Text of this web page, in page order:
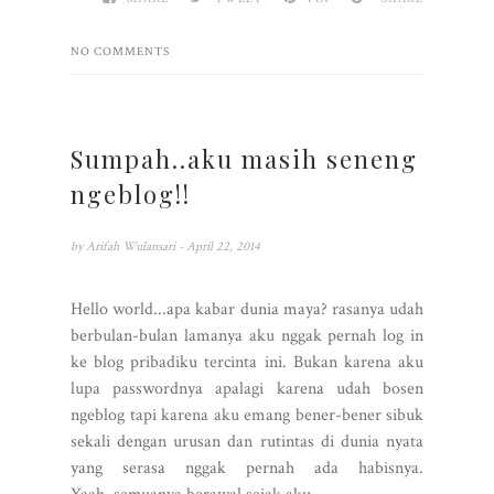
NO COMMENTS
Sumpah..aku masih seneng
ngeblog!!
by Arifah Wulansari - April 22, 2014
Hello world...apa kabar dunia maya? rasanya udah
berbulan-bulan lamanya aku nggak pernah log in
ke blog pribadiku tercinta ini. Bukan karena aku
lupa passwordnya apalagi karena udah bosen
ngeblog tapi karena aku emang bener-bener sibuk
sekali dengan urusan dan rutintas di dunia nyata
yang serasa nggak pernah ada habisnya.